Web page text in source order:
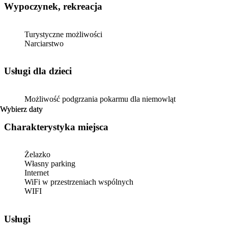
Wybierz daty
Wybierz daty
Wypoczynek, rekreacja
Turystyczne możliwości
Narciarstwo
usługi dla dzieci
Możliwość podgrzania pokarmu dla niemowląt
Charakterystyka miejsca
Żelazko
Własny parking
Internet
WiFi w przestrzeniach wspólnych
WIFI
Usługi